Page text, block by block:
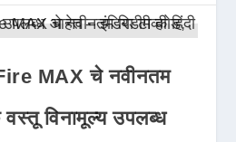
MAX चे नवीनतम
विनामूल्य उपलब्ध